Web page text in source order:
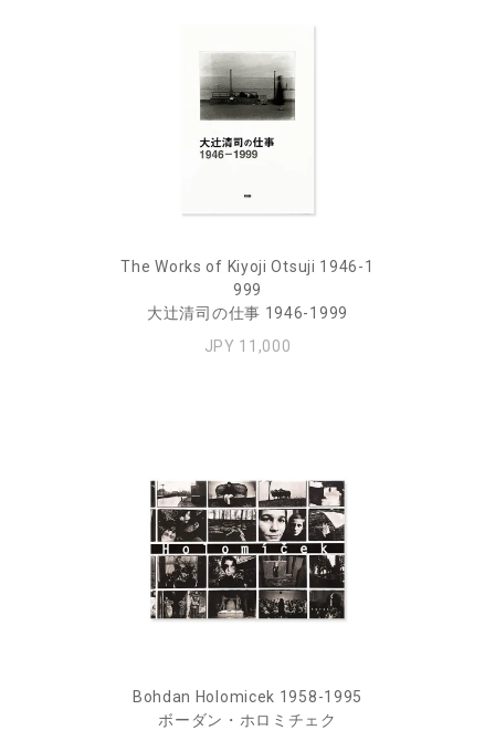
The Works of Kiyoji Otsuji 1946-1
999
大辻清司の仕事 1946-1999
JPY 11,000
Bohdan Holomicek 1958-1995
ボーダン・ホロミチェク